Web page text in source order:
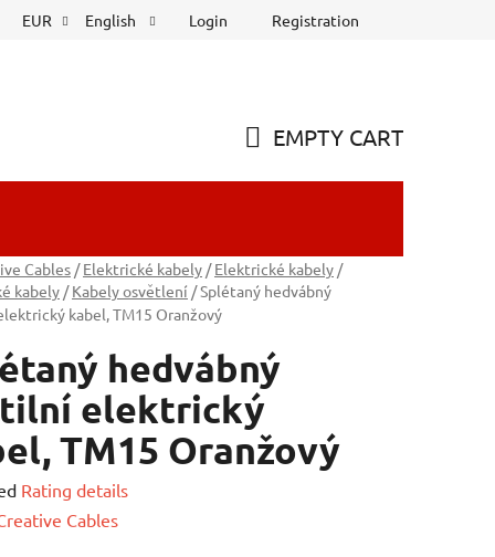
EUR English Login Registration
EMPTY CART
Cables / Elektrické kabely / Elektrické kabely /
kabely / Kabely osvětlení /Splétaný hedvábný
kabel, TM15 Oranžový
hedvábný
elektrický
TM15 Oranžový
Rating details
Cables